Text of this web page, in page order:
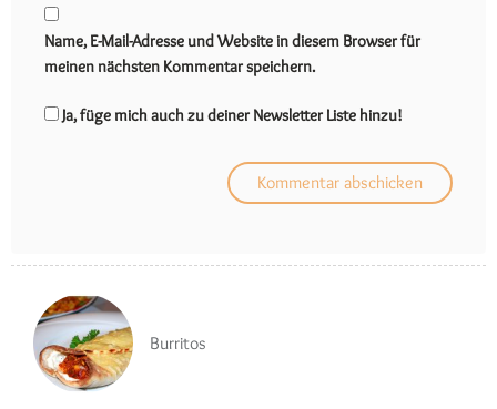
Name, E-Mail-Adresse und Website in diesem Browser für
meinen nächsten Kommentar speichern.
Ja, füge mich auch zu deiner Newsletter Liste hinzu!
Burritos